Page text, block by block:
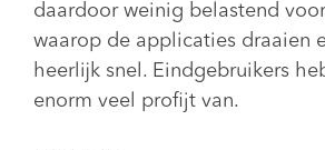
daardoor weinig belastend
waarop de applicaties draaien
heerlijk snel. Eindgebruikers
enorm veel profijt van.